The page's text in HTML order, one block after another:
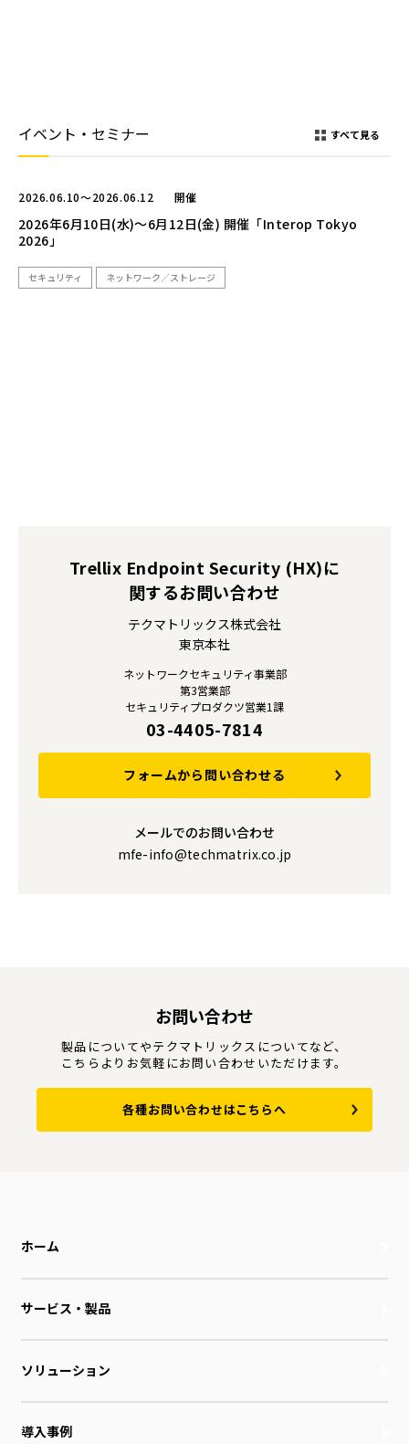
イベント・セミナー
2026.06.10～2026.06.12 開催
2026年6月10日(水)～6月12日(金) 開催「Interop Tokyo
2026」
セキュリティ ネットワーク／ストレージ
すべて見る
Trellix Endpoint Security (HX)に
関するお問い合わせ
テクマトリックス株式会社
東京本社
ネットワークセキュリティ事業部
第3営業部
セキュリティプロダクツ営業1課
03-4405-7814
フォームから問い合わせる
メールでのお問い合わせ
mfe-info@techmatrix.co.jp
お問い合わせ
製品についてやテクマトリックスについてなど、
こちらよりお気軽にお問い合わせいただけます。
各種お問い合わせはこちらへ
ホーム
サービス・製品
ソリューション
導入事例